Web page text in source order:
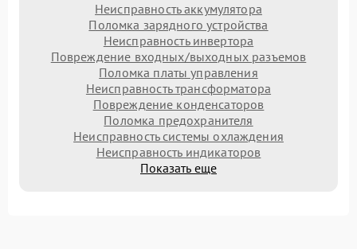
Неисправность аккумулятора
Поломка зарядного устройства
Неисправность инвертора
Повреждение входных/выходных разъемов
Поломка платы управления
Неисправность трансформатора
Повреждение конденсаторов
Поломка предохранителя
Неисправность системы охлаждения
Неисправность индикаторов
Показать еще